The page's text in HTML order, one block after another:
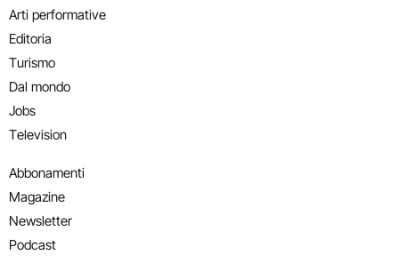
Arti performative
Editoria
Turismo
Dal mondo
Jobs
Television
Abbonamenti
Magazine
Newsletter
Podcast